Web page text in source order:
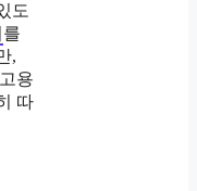
도
를
,
용
따